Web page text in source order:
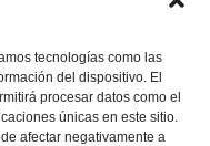
tecnologías como las
del dispositivo. El
procesar datos como el
únicas en este sitio.
afectar negativamente a